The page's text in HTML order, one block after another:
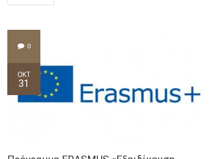
0
ΟΚΤ
31